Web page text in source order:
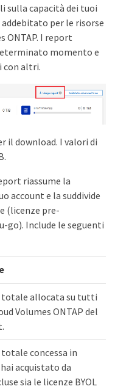
capacità dei tuoi
per le risorse
ONTAP. I report
momento e
con altri.
il download. I valori di
riassume la
account e la suddivide
(licenze pre-
go). Include le seguenti
totale allocata su tutti
Volumes ONTAP del
concessa in
acquistato da
sia le licenze BYOL